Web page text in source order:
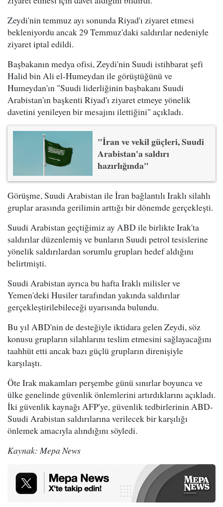
Zeydi'nin temmuz ayı sonunda Riyad'ı ziyaret etmesi
bekleniyordu ancak 29 Temmuz'daki saldırılar nedeniyle
ziyaret iptal edildi.
Başbakanın medya ofisi, Zeydi'nin Suudi istihbarat şefi
Halid bin Ali el-Humeydan ile görüştüğünü ve
Humeydan'ın "Suudi liderliğinin başbakanı Suudi
Arabistan'ın başkenti Riyad'ı ziyaret etmeye yönelik
davetini yenileyen bir mesajını ilettiğini" açıkladı.
"İran ve vekil güçleri, Suudi
Arabistan'a saldırı
hazırlığında"
Görüşme, Suudi Arabistan ile İran bağlantılı Iraklı silahlı
gruplar arasında gerilimin arttığı bir dönemde gerçekleşti.
Suudi Arabistan geçtiğimiz ay ABD ile birlikte Irak'ta
saldırılar düzenlemiş ve bunların Suudi petrol tesislerine
yönelik saldırılardan sorumlu grupları hedef aldığını
belirtmişti.
Suudi Arabistan ayrıca bu hafta Iraklı milisler ve
Yemen'deki Husiler tarafından yakında saldırılar
gerçekleştirilebileceği uyarısında bulundu.
Bu yıl ABD'nin de desteğiyle iktidara gelen Zeydi, söz
konusu grupların silahlarını teslim etmesini sağlayacağını
taahhüt etti ancak bazı güçlü grupların direnişiyle
karşılaştı.
Öte Irak makamları perşembe günü sınırlar boyunca ve
ülke genelinde güvenlik önlemlerini artırdıklarını açıkladı.
İki güvenlik kaynağı AFP'ye, güvenlik tedbirlerinin ABD-
Suudi Arabistan saldırılarına verilecek bir karşılığı
önlemek amacıyla alındığını söyledi.
Kaynak: Mepa News